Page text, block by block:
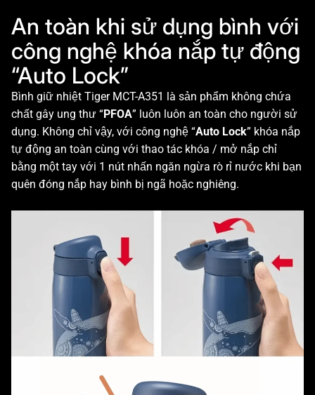
An toàn khi sử dụng bình với
công nghệ khóa nắp tự động
“Auto Lock”
Bình giữ nhiệt Tiger MCT-A351 là sản phẩm không chứa
chất gây ung thư “PFOA” luôn luôn an toàn cho người sử
dụng. Không chỉ vậy, với công nghệ “Auto Lock” khóa nắp
tự động an toàn cùng với thao tác khóa / mở nắp chỉ
bằng một tay với 1 nút nhấn ngăn ngừa rò rỉ nước khi bạn
quên đóng nắp hay bình bị ngã hoặc nghiêng.